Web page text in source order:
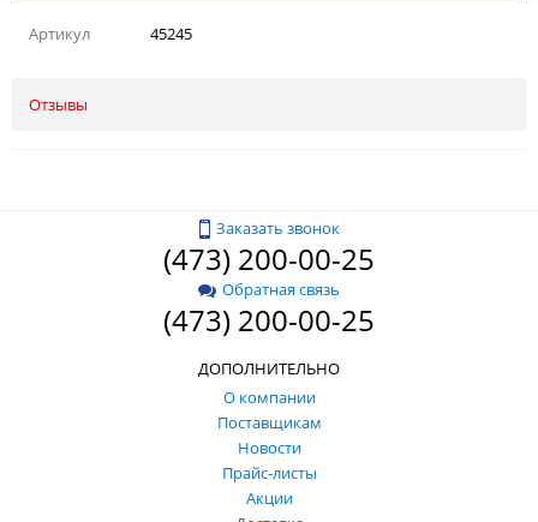
Артикул 45245
Отзывы
Заказать звонок
(473) 200-00-25
Обратная связь
(473) 200-00-25
ДОПОЛНИТЕЛЬНО
О компании
Поставщикам
Новости
Прайс-листы
Акции